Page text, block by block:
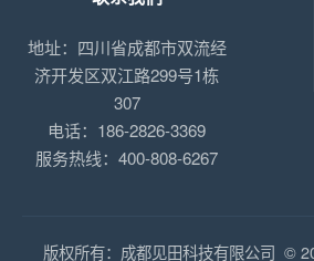
地址：四川省成都市双流经
济开发区双江路299号1栋
307
电话：186-2826-3369
服务热线：400-808-6267
版权所有：成都见田科技有限公司 ©